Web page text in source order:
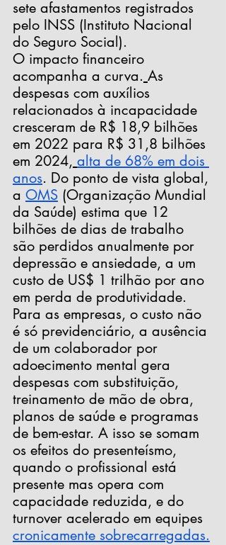
sete afastamentos registrados
pelo INSS (Instituto Nacional
do Seguro Social).
O impacto financeiro
acompanha a curva. As
despesas com auxílios
relacionados à incapacidade
cresceram de R$ 18,9 bilhões
em 2022 para R$ 31,8 bilhões
em 2024, alta de 68% em dois
anos. Do ponto de vista global,
a OMS (Organização Mundial
da Saúde) estima que 12
bilhões de dias de trabalho
são perdidos anualmente por
depressão e ansiedade, a um
custo de US$ 1 trilhão por ano
em perda de produtividade.
Para as empresas, o custo não
é só previdenciário, a ausência
de um colaborador por
adoecimento mental gera
despesas com substituição,
treinamento de mão de obra,
planos de saúde e programas
de bem-estar. A isso se somam
os efeitos do presenteísmo,
quando o profissional está
presente mas opera com
capacidade reduzida, e do
turnover acelerado em equipes
cronicamente sobrecarregadas.